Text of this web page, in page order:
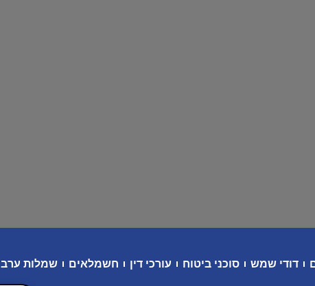
דודי שמש סוכני ביטוח עורכי דין חשמלאים שמלות ערב